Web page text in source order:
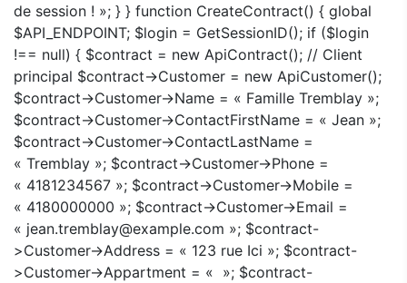
de session ! »; } } function CreateContract() { global
$API_ENDPOINT; $login = GetSessionID(); if ($login
!== null) { $contract = new ApiContract(); // Client
principal $contract->Customer = new ApiCustomer();
$contract->Customer->Name = « Famille Tremblay »;
$contract->Customer->ContactFirstName = « Jean »;
$contract->Customer->ContactLastName =
« Tremblay »; $contract->Customer->Phone =
« 4181234567 »; $contract->Customer->Mobile =
« 4180000000 »; $contract->Customer->Email =
« jean.tremblay@example.com »; $contract-
>Customer->Address = « 123 rue Ici »; $contract-
>Customer->Appartment = « »; $contract-